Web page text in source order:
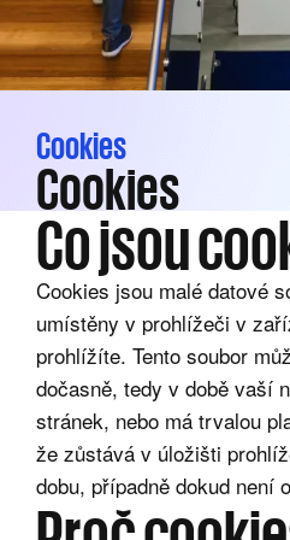
Cookies
Cookies
Co jsou
Cookies jsou malé datové
umístěny v prohlížeči v
prohlížíte. Tento soubor
dočasně, tedy v době vaší
stránek, nebo má trvalou
že zůstává v úložišti
dobu, případně dokud není